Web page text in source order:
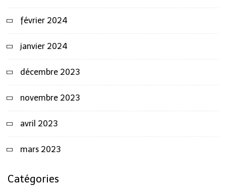
février 2024
janvier 2024
décembre 2023
novembre 2023
avril 2023
mars 2023
Catégories